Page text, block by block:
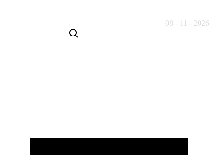
2026 - 11 - 08